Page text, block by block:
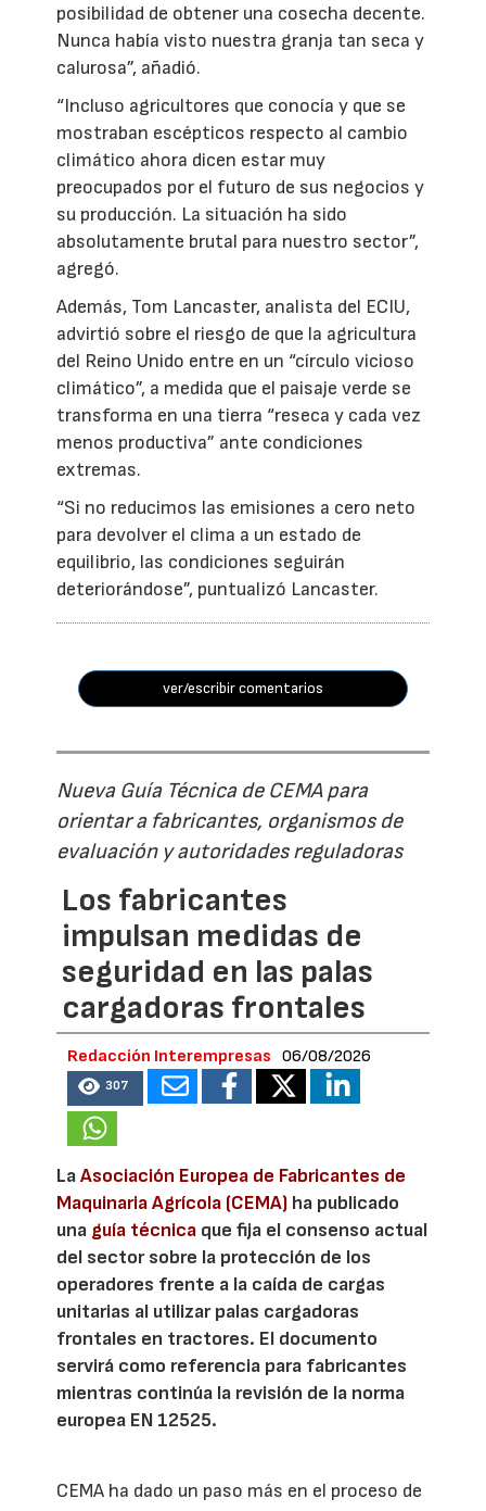
posibilidad de obtener una cosecha decente.
Nunca había visto nuestra granja tan seca y
calurosa”, añadió.
“Incluso agricultores que conocía y que se
mostraban escépticos respecto al cambio
climático ahora dicen estar muy
preocupados por el futuro de sus negocios y
su producción. La situación ha sido
absolutamente brutal para nuestro sector”,
agregó.
Además, Tom Lancaster, analista del ECIU,
advirtió sobre el riesgo de que la agricultura
del Reino Unido entre en un “círculo vicioso
climático”, a medida que el paisaje verde se
transforma en una tierra “reseca y cada vez
menos productiva” ante condiciones
extremas.
“Si no reducimos las emisiones a cero neto
para devolver el clima a un estado de
equilibrio, las condiciones seguirán
deteriorándose”, puntualizó Lancaster.
ver/escribir comentarios
Nueva Guía Técnica de CEMA para
orientar a fabricantes, organismos de
evaluación y autoridades reguladoras
Los fabricantes
impulsan medidas de
seguridad en las palas
cargadoras frontales
Redacción Interempresas 06/08/2026
307
LaAsociación Europea de Fabricantes de
Maquinaria Agrícola (CEMA) ha publicado
una guía técnica que fija el consenso actual
del sector sobre la protección de los
operadores frente a la caída de cargas
unitarias al utilizar palas cargadoras
frontales en tractores. El documento
servirá como referencia para fabricantes
mientras continúa la revisión de la norma
europea EN 12525.
CEMA ha dado un paso más en el proceso de